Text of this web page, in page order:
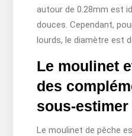
autour de 0.28mm est
douces. Cependant,
lourds, le diamètre est
Le moulinet
des
sous-estimer
Le moulinet de pêche